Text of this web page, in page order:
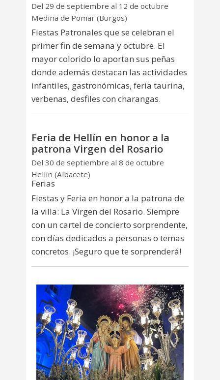
Del 29 de septiembre al 12 de octubre
Medina de Pomar (Burgos)
Fiestas Patronales que se celebran el
primer fin de semana y octubre. El
mayor colorido lo aportan sus peñas
donde además destacan las actividades
infantiles, gastronómicas, feria taurina,
verbenas, desfiles con charangas.
Feria de Hellín en honor a la
patrona Virgen del Rosario
Del 30 de septiembre al 8 de octubre
Hellín (Albacete)
Ferias
Fiestas y Feria en honor a la patrona de
la villa: La Virgen del Rosario. Siempre
con un cartel de concierto sorprendente,
con días dedicados a personas o temas
concretos. ¡Seguro que te sorprenderá!